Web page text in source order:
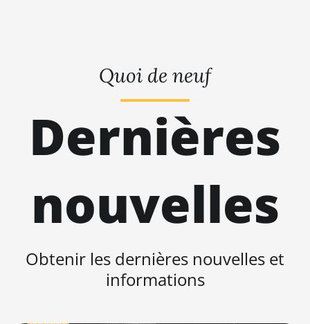
BITMAIN AntMiner S9k
BITMAIN AntMiner T17
BITMAIN AntMiner T9+
BITMAIN AntMiner Z11e
Quoi de neuf
Dernières
nouvelles
Obtenir les dernières nouvelles et
informations